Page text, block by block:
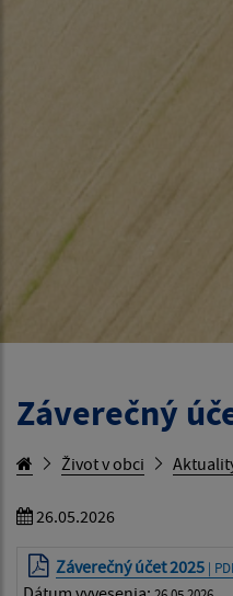
Záverečný
Život v obci
26.05.2026
Záverečný účet 2025 |